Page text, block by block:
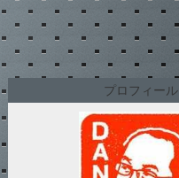
プロフィール